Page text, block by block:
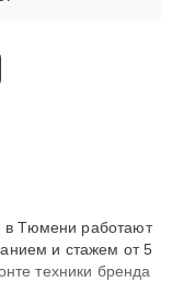
в Тюмени работают
и стажем от 5
техники бренда